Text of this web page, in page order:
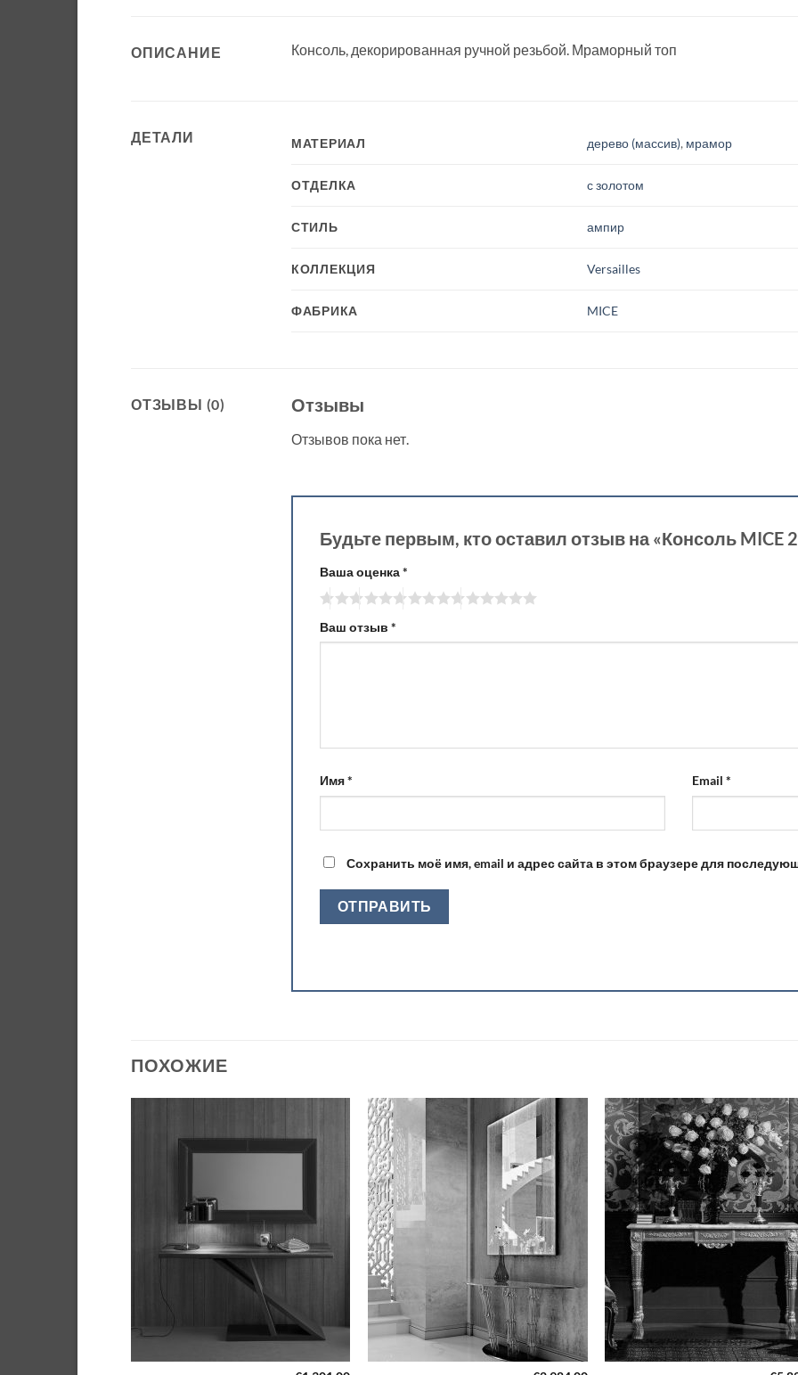
ОПИСАНИЕ Консоль, декорированная ручной резьбой. Мраморный топ
ДЕТАЛИ МАТЕРИАЛ дерево (массив), мрамор
ОТДЕЛКА с золотом
СТИЛЬ ампир
КОЛЛЕКЦИЯ Versailles
ФАБРИКА MICE
ОТЗЫВЫ (0) Отзывы
Отзывов пока нет.
Будьте первым, кто оставил отзыв на «Консоль MICE
Ваша оценка*
Ваш отзыв *
Имя* Email *
Сохранить моё имя, email и адрес сайта в этом браузере для
ПОХОЖИЕ